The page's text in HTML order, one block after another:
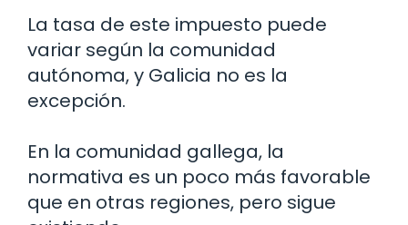
La tasa de este impuesto puede
variar según la comunidad
autónoma, y Galicia no es la
excepción.
En la comunidad gallega, la
normativa es un poco más favorable
que en otras regiones, pero sigue